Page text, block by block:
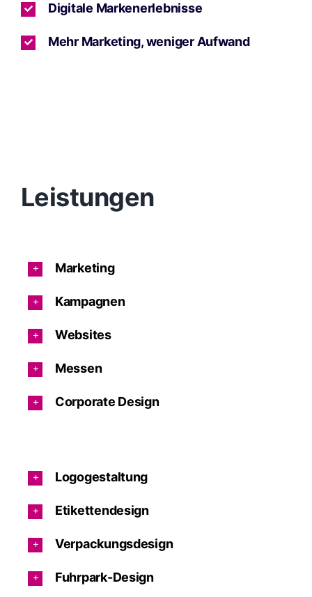
Digitale Markenerlebnisse
Mehr Marketing, weniger Aufwand
Leistungen
Marketing
Kampagnen
Websites
Messen
Corporate Design
Logogestaltung
Etikettendesign
Verpackungsdesign
Fuhrpark-Design